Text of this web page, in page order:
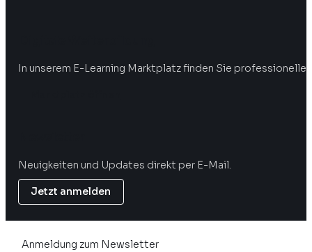
In unserem E-Learning Marktplatz finden Sie professionelle
Neuigkeiten und Updates direkt per E-Mail.
Jetzt anmelden
Anmeldung zum Newsletter